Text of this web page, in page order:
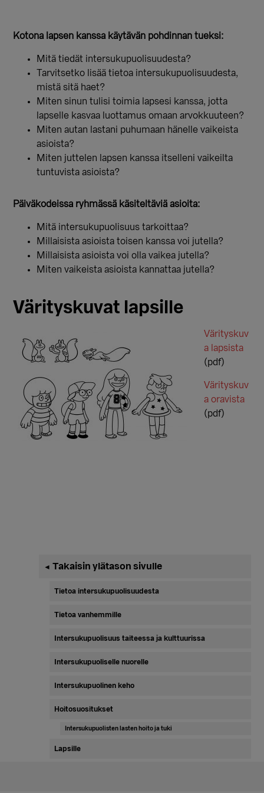
Kotona lapsen kanssa käytävän pohdinnan tueksi:
Mitä tiedät intersukupuolisuudesta?
Tarvitsetko lisää tietoa intersukupuolisuudesta,
mistä sitä haet?
Miten sinun tulisi toimia lapsesi kanssa, jotta
lapselle kasvaa luottamus omaan arvokkuuteen?
Miten autan lastani puhumaan hänelle vaikeista
asioista?
Miten juttelen lapsen kanssa itselleni vaikeilta
tuntuvista asioista?
Päiväkodeissa ryhmässä käsiteltäviä asioita:
Mitä intersukupuolisuus tarkoittaa?
Millaisista asioista toisen kanssa voi jutella?
Millaisista asioista voi olla vaikea jutella?
Miten vaikeista asioista kannattaa jutella?
Värityskuvat lapsille
Värityskuv
a lapsista
(pdf)
Värityskuv
a oravista
(pdf)
Ensisijainen
sivupalkki
◄ Takaisin ylätason sivulle
Tietoa intersukupuolisuudesta
Tietoa vanhemmille
Intersukupuolisuus taiteessa ja kulttuurissa
Intersukupuoliselle nuorelle
Intersukupuolinen keho
Hoitosuositukset
Intersukupuolisten lasten hoito ja tuki
Lapsille